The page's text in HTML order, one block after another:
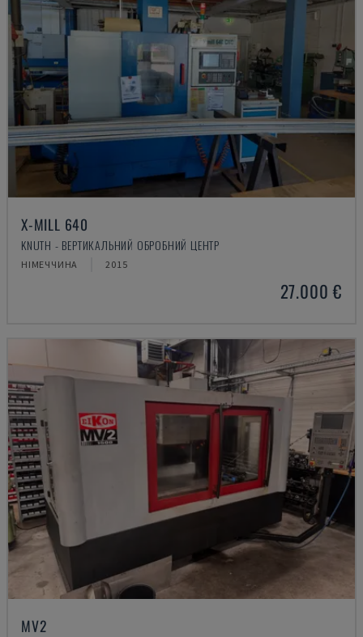
X-MILL 640
KNUTH - ВЕРТИКАЛЬНИЙ ОБРОБНИЙ ЦЕНТР
НІМЕЧЧИНА 2015
27.000 €
MV2